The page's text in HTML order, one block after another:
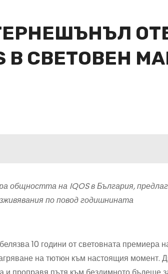
В СВЕТОВЕН
общността на IQOS в България,
по повод годишнината
10 години от световната премиера
на тютюн към настоящия момент.